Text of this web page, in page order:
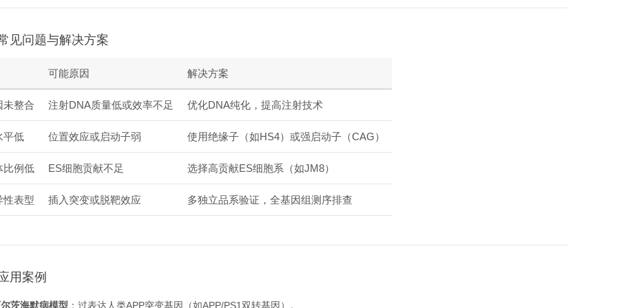
见问题与解决方案
可能原因 解决方案
未整合 注射DNA质量低或效率不足 优化DNA纯化，提高注射技术
平低 位置效应或启动子弱 使用绝缘子（如HS4）或强启动子（CAG）
比例低 ES细胞贡献不足 选择高贡献ES细胞系（如JM8）
性表型 插入突变或脱靶效应 多独立品系验证，全基因组测序排查
用案例
茨海默病模型 ：过表达人类APP突变基因（如APP/PS1双转基因）。